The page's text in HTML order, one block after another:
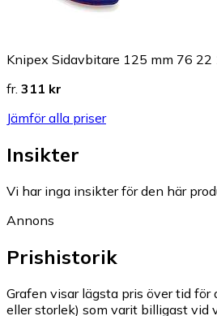
Knipex Sidavbitare 125 mm 76 22
fr. 311 kr
Jämför alla priser
Insikter
Vi har inga insikter för den här
Annons
Prishistorik
Grafen visar lägsta pris över tid för
eller storlek) som varit billigast vid